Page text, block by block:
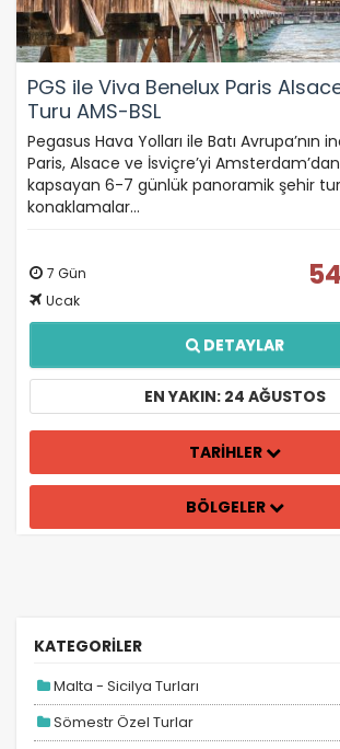
PGS ile Viva Benelux Paris
Turu AMS-BSL
Pegasus Hava Yolları ile Batı Avrupa’nın
Paris, Alsace ve İsviçre’yi Amsterdam’dan
kapsayan 6-7 günlük panoramik şehir
konaklamalar…
7 Gün
Ucak
DETAYLAR
EN YAKIN: 24 AĞUSTOS
TARİHLER
BÖLGELER
KATEGORİLER
Malta - Sicilya Turları
Sömestr Özel Turlar